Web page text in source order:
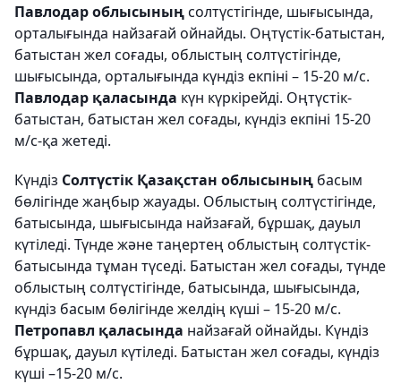
Павлодар облысыныңсолтүстігінде, шығысында,
орталығында найзағай ойнайды. Оңтүстік-батыстан,
батыстан жел соғады, облыстың солтүстігінде,
шығысында, орталығында күндіз екпіні – 15-20 м/с.
Павлодар қаласында күн күркірейді. Оңтүстік-
батыстан, батыстан жел соғады, күндіз екпіні 15-20
м/с-қа жетеді.
Күндіз Солтүстік Қазақстан облысының басым
бөлігінде жаңбыр жауады. Облыстың солтүстігінде,
батысында, шығысында найзағай, бұршақ, дауыл
күтіледі. Түнде және таңертең облыстың солтүстік-
батысында тұман түседі. Батыстан жел соғады, түнде
облыстың солтүстігінде, батысында, шығысында,
күндіз басым бөлігінде желдің күші – 15-20 м/с.
Петропавл қаласында найзағай ойнайды. Күндіз
бұршақ, дауыл күтіледі. Батыстан жел соғады, күндіз
күші –15-20 м/с.